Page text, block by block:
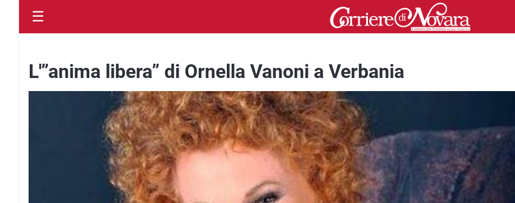
☰
L'”anima libera” di Ornella Vanoni a Verbania